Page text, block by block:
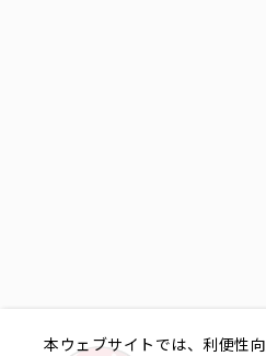
本ウェブサイトでは、利便性